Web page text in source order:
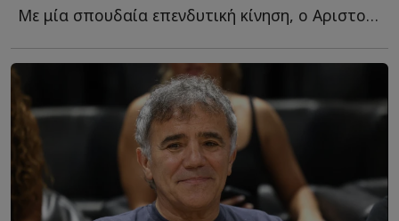
Με μία σπουδαία επενδυτική κίνηση, ο Αριστοτέλης Μυστακίδης κ...